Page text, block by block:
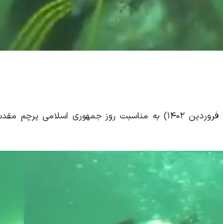
اسماعیل دلشاد جانباز غواص ۶۰ درصد دوران دفاع مقدس صبح امروز (شنبه ۱۲ فروردین ۱۴۰۲) به مناسبت روز